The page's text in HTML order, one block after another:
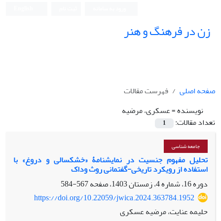
زن در فرهنگ و هنر
صفحه اصلی
فهرست مقالات
نویسنده =عسکری، مرضیه
تعداد مقالات:
1
جامعه شناسی
تحلیل مفهوم جنسیت در نمایشنامۀ «خشکسالی و دروغ» با
استفاده از رویکرد تاریخی-گفتمانی روث وداک
دوره 16، شماره 4، زمستان 1403، صفحه
567-584
https://doi.org/10.22059/jwica.2024.363784.1952
حلیمه عنایت، مرضیه عسکری